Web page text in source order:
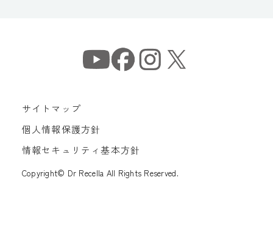
サイトマップ
個人情報保護方針
情報セキュリティ基本方針
Copyright© Dr Recella All Rights Reserved.